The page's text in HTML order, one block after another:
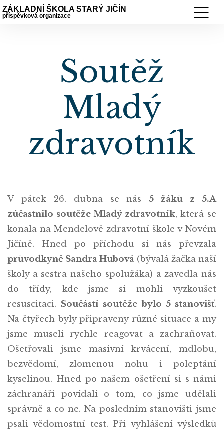
ZÁKLADNÍ ŠKOLA STARÝ JIČÍN
příspěvková organizace
Soutěž
Mladý
zdravotník
V pátek 26. dubna se nás5 žáků z 5.A
zúčastnilo soutěže Mladý zdravotník, která se
konala na Mendelově zdravotní škole v Novém
Jičíně. Hned po příchodu si nás převzala
průvodkyně Sandra Hubová (bývalá žačka naší
školy a sestra našeho spolužáka) a zavedla nás
do třídy, kde jsme si mohli vyzkoušet
resuscitaci. Součástí soutěže bylo 5 stanovišť.
Na čtyřech byly připraveny různé situace a my
jsme museli rychle reagovat a zachraňovat.
Ošetřovali jsme masivní krvácení, mdlobu,
bezvědomí, zlomenou nohu i poleptání
kyselinou. Hned po našem ošetření si s námi
záchranáři povídali o tom, co jsme udělali
správně a co ne. Na posledním stanovišti jsme
psali vědomostní test. Při vyhlášení výsledků